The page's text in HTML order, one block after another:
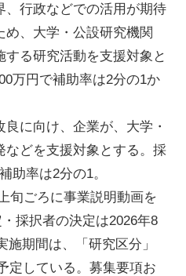
行政などでの活用が期待
、大学・公設研究機関
る研究活動を支援対象と
万円で補助率は2分の1か
に向け、企業が、大学・
どを支援対象とする。採
助率は2分の1。
旬ごろに事業説明動画を
採択者の決定は2026年8
期間は、「研究区分」
定している。募集要項お